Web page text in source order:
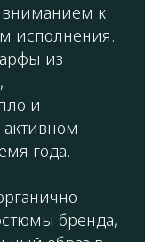
вниманием к
исполнения.
из
и
активном
года.
бренда,